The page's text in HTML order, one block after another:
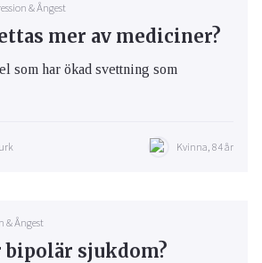
& Ångest
mer av mediciner?
som har ökad svettning som
Kvinna, 84 år
& Ångest
bipolär sjukdom?